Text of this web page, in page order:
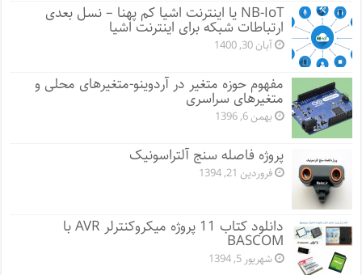
NB-IoT یا اینترنت اشیا کم پهنا – نسل بعدی
ارتباطات شبکه برای اینترنت اشیا
آبان 30, 1400
مفهوم حوزه متغیر در آردوینو-متغیرهای محلی و
متغیرهای سراسری
بهمن 6, 1396
پروژه فاصله سنج آلتراسونیک
فروردین 21, 1394
دانلود کتاب 11 پروژه میکروکنترلر AVR با
BASCOM
شهریور 5, 1394